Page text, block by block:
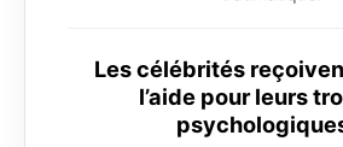
Les célébrités
l’aide pour leurs